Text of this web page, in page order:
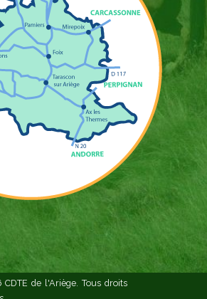
de l'Ariège. Tous droits